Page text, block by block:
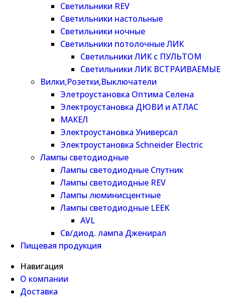
Светильники REV
Светильники настольные
Светильники ночные
Светильники потолочные ЛИК
Светильники ЛИК с ПУЛЬТОМ
Светильники ЛИК ВСТРАИВАЕМЫЕ
Вилки,Розетки,Выключатели
Элетроустановка Оптима Селена
Электроустановка ДЮВИ и АТЛАС
МАКЕЛ
Электроустановка Универсал
Электроустановка Schneider Electric
Лампы светодиодные
Лампы светодиодные Спутник
Лампы светодиодные REV
Лампы люминисцентные
Лампы светодиодные LEEK
AVL
Св/диод. лампа Дженирал
Пищевая продукция
Навигация
О компании
Доставка